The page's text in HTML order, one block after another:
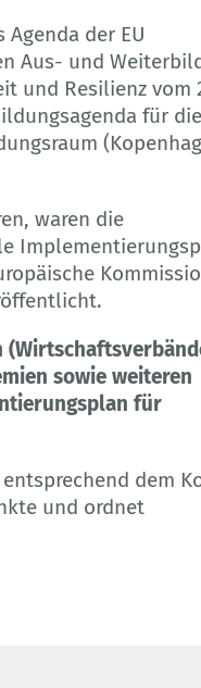
der EU
Aus- und
und Resilienz vom
für die
waren die
sowie weiteren
für
dem
und ordnet